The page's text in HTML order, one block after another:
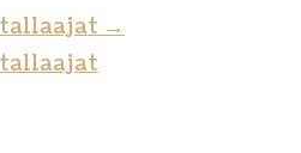
→